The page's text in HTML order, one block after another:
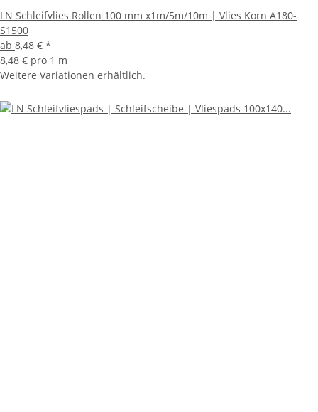
LN Schleifvlies Rollen 100 mm x1m/5m/10m | Vlies Korn A180-
S1500
ab 8,48 € *
8,48 € pro 1 m
Weitere Variationen erhältlich.